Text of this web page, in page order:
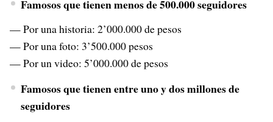
Famosos que tienen menos de 500.000 seguidores
— Por una historia: 2’000.000 de pesos
— Por una foto: 3’500.000 pesos
— Por un video: 5’000.000 de pesos
Famosos que tienen entre uno y dos millones de
seguidores